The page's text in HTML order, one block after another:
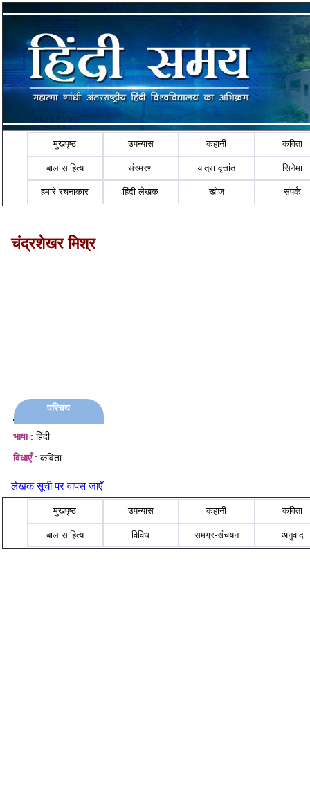
मुखपृष्ठ उपन्यास कहानी कविता
बाल साहित्य संस्मरण यात्रा वृत्तांत सिनेमा
हमारे रचनाकार हिंदी लेखक खोज संपर्क
चंद्रशेखर मिश्र
परिचय
भाषा: हिंदी
विधाएँ: कविता
लेखक सूची पर वापस जाएँ
मुखपृष्ठ उपन्यास कहानी कविता
बाल साहित्य विविध समग्र-संचयन अनुवाद